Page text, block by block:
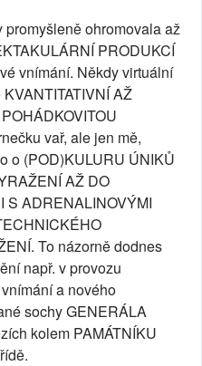
ohromovala až
PRODUKCÍ
vnímání. Někdy virtuální
AŽ
vař, ale jen mě,
o (POD)KULURU ÚNIKŮ
AŽ DO
S ADRENALINOVÝMI
To názorně dodnes
např. v provozu
a nového
sochy GENERÁLA
kolem PAMÁTNÍKU